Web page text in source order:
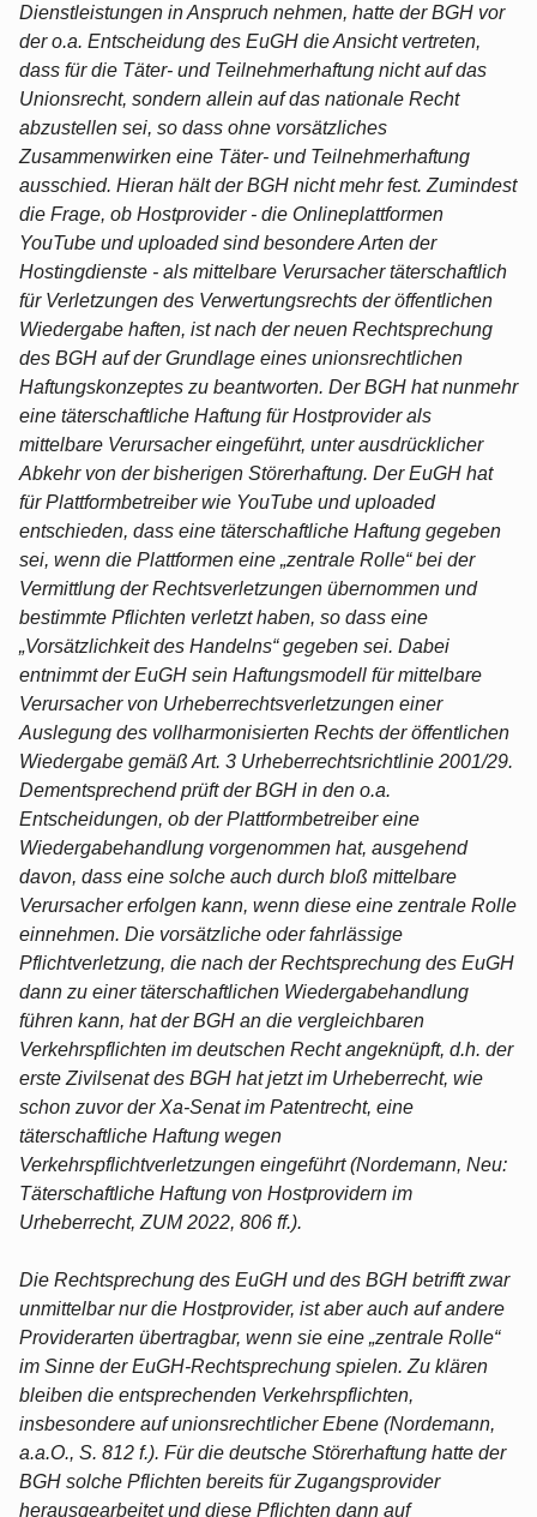
Dienstleistungen in Anspruch nehmen, hatte der BGH vor
der o.a. Entscheidung des EuGH die Ansicht vertreten,
dass für die Täter- und Teilnehmerhaftung nicht auf das
Unionsrecht, sondern allein auf das nationale Recht
abzustellen sei, so dass ohne vorsätzliches
Zusammenwirken eine Täter- und Teilnehmerhaftung
ausschied. Hieran hält der BGH nicht mehr fest. Zumindest
die Frage, ob Hostprovider - die Onlineplattformen
YouTube und uploaded sind besondere Arten der
Hostingdienste - als mittelbare Verursacher täterschaftlich
für Verletzungen des Verwertungsrechts der öffentlichen
Wiedergabe haften, ist nach der neuen Rechtsprechung
des BGH auf der Grundlage eines unionsrechtlichen
Haftungskonzeptes zu beantworten. Der BGH hat nunmehr
eine täterschaftliche Haftung für Hostprovider als
mittelbare Verursacher eingeführt, unter ausdrücklicher
Abkehr von der bisherigen Störerhaftung. Der EuGH hat
für Plattformbetreiber wie YouTube und uploaded
entschieden, dass eine täterschaftliche Haftung gegeben
sei, wenn die Plattformen eine „zentrale Rolle“ bei der
Vermittlung der Rechtsverletzungen übernommen und
bestimmte Pflichten verletzt haben, so dass eine
„Vorsätzlichkeit des Handelns“ gegeben sei. Dabei
entnimmt der EuGH sein Haftungsmodell für mittelbare
Verursacher von Urheberrechtsverletzungen einer
Auslegung des vollharmonisierten Rechts der öffentlichen
Wiedergabe gemäß Art. 3 Urheberrechtsrichtlinie 2001/29.
Dementsprechend prüft der BGH in den o.a.
Entscheidungen, ob der Plattformbetreiber eine
Wiedergabehandlung vorgenommen hat, ausgehend
davon, dass eine solche auch durch bloß mittelbare
Verursacher erfolgen kann, wenn diese eine zentrale Rolle
einnehmen. Die vorsätzliche oder fahrlässige
Pflichtverletzung, die nach der Rechtsprechung des EuGH
dann zu einer täterschaftlichen Wiedergabehandlung
führen kann, hat der BGH an die vergleichbaren
Verkehrspflichten im deutschen Recht angeknüpft, d.h. der
erste Zivilsenat des BGH hat jetzt im Urheberrecht, wie
schon zuvor der Xa-Senat im Patentrecht, eine
täterschaftliche Haftung wegen
Verkehrspflichtverletzungen eingeführt (Nordemann, Neu:
Täterschaftliche Haftung von Hostprovidern im
Urheberrecht, ZUM 2022, 806 ff.).
Die Rechtsprechung des EuGH und des BGH betrifft zwar
unmittelbar nur die Hostprovider, ist aber auch auf andere
Providerarten übertragbar, wenn sie eine „zentrale Rolle“
im Sinne der EuGH-Rechtsprechung spielen. Zu klären
bleiben die entsprechenden Verkehrspflichten,
insbesondere auf unionsrechtlicher Ebene (Nordemann,
a.a.O., S. 812 f.). Für die deutsche Störerhaftung hatte der
BGH solche Pflichten bereits für Zugangsprovider
herausgearbeitet und diese Pflichten dann auf